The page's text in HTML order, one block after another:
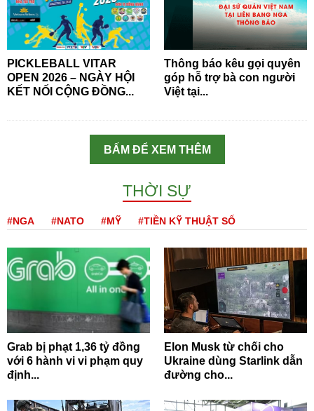
PICKLEBALL VITAR
OPEN 2026 – NGÀY HỘI
KẾT NỐI CỘNG ĐỒNG...
Thông báo kêu gọi quyên
góp hỗ trợ bà con người
Việt tại...
BẤM ĐỂ XEM THÊM
THỜI SỰ
#NGA #NATO #MỸ #TIỀN KỸ THUẬT SỐ
Grab bị phạt 1,36 tỷ đồng
với 6 hành vi vi phạm quy
định...
Elon Musk từ chối cho
Ukraine dùng Starlink dẫn
đường cho...